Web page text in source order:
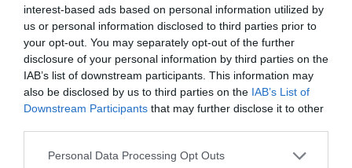
interest-based ads based on personal information utilized by
us or personal information disclosed to third parties prior to
your opt-out. You may separately opt-out of the further
disclosure of your personal information by third parties on the
IAB’s list of downstream participants. This information may
also be disclosed by us to third parties on the IAB’s List of
Downstream Participants that may further disclose it to other
Please note that this website/app uses one or more Google
Personal Data Processing Opt Outs
27 ℃
ven
33 ℃
sam
35 ℃
dim
35 ℃
lun
34 ℃
mar